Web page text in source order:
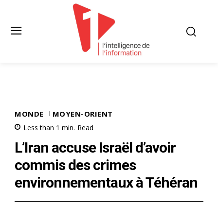
MONDE MOYEN-ORIENT
Less than 1 min. Read
L’Iran accuse Israël d’avoir
commis des crimes
environnementaux à Téhéran